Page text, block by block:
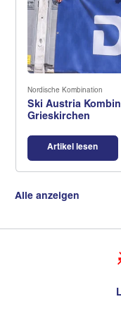
Nordische Kombination
Ski Austria
Grieskirchen
Artikel lesen
Alle anzeigen